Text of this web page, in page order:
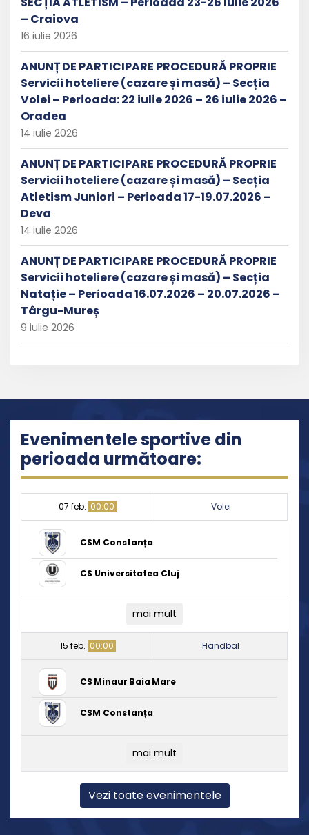
– Craiova
16 iulie 2026
ANUNȚ DE PARTICIPARE PROCEDURĂ PROPRIE
Servicii hoteliere (cazare și masă) – Secția
Volei – Perioada: 22 iulie 2026 – 26 iulie 2026 –
Oradea
14 iulie 2026
ANUNȚ DE PARTICIPARE PROCEDURĂ PROPRIE
Servicii hoteliere (cazare și masă) – Secția
Atletism Juniori – Perioada 17-19.07.2026 –
Deva
14 iulie 2026
ANUNȚ DE PARTICIPARE PROCEDURĂ PROPRIE
Servicii hoteliere (cazare și masă) – Secția
Natație – Perioada 16.07.2026 – 20.07.2026 –
Târgu-Mureș
9 iulie 2026
Evenimentele sportive din
perioada următoare:
07 feb. 00:00 Volei
CSM Constanța
CS Universitatea Cluj
mai mult
15 feb. 00:00 Handbal
CS Minaur Baia Mare
CSM Constanța
mai mult
Vezi toate evenimentele